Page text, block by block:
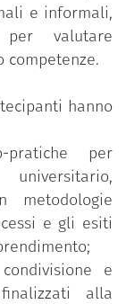
e informali,
valutare
competenze.
hanno
pratiche per
metodologie
e gli esiti
e
alla